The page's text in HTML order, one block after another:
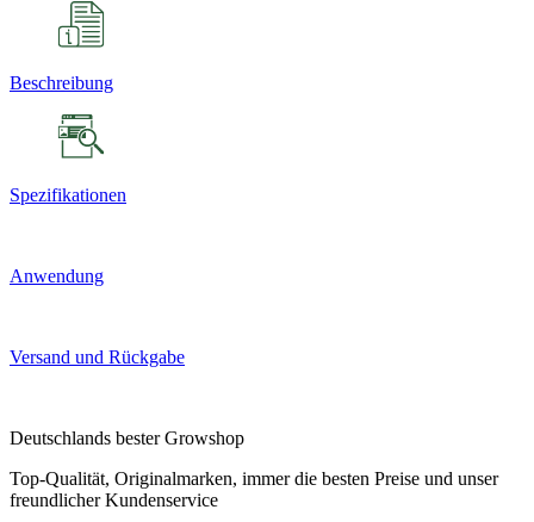
Beschreibung
Spezifikationen
Anwendung
Versand und Rückgabe
Deutschlands bester Growshop
Top-Qualität, Originalmarken, immer die besten Preise und unser
freundlicher Kundenservice